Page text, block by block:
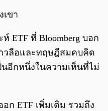
เขา
ห์ ETF ที่ Bloomberg บอก
าวลือและทฤษฎีสมคบคิด
อีกหนึ่งในความเห็นที่ไม่
ก ETF เพิ่มเติม รวมถึง